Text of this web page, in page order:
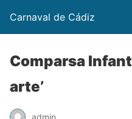
Carnaval de Cádiz
Comparsa
arte’
admin